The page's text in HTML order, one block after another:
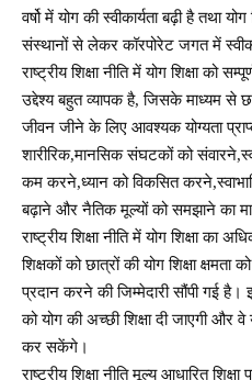
वर्षो में योग की स्वीकार्यता बढ़ी है तथा
संस्थानों से लेकर कॉरपोरेट जगत में
राष्ट्रीय शिक्षा नीति में योग शिक्षा को
उद्देश्य बहुत व्यापक है, जिसके माध्यम से
जीवन जीने के लिए आवश्यक योग्यता
शारीरिक,मानसिक संघटकों को
कम करने,ध्यान को विकसित
बढ़ाने और नैतिक मूल्यों को समझाने का
राष्ट्रीय शिक्षा नीति में योग शिक्षा का
शिक्षकों को छात्रों की योग शिक्षा
प्रदान करने की जिम्मेदारी सौंपी गई है।
को योग की अच्छी शिक्षा दी जाएगी और
कर सकेंगे।
राष्ट्रीय शिक्षा नीति मूल्य आधारित